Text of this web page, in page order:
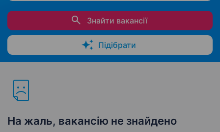
Знайти вакансії
Підібрати
На жаль, вакансію не знайдено